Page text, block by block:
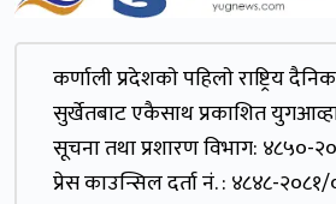
कर्णाली प्रदेशकाे पहिलाे राष्ट्रिय
सुर्खेतबाट एकैसाथ प्रकाशित
सूचना तथा प्रशारण विभाग: ४८५०-
प्रेस काउन्सिल दर्ता नं. : ४८४८-